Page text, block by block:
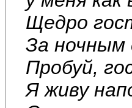
Щедро
За ночным
Пробуй,
Я живу